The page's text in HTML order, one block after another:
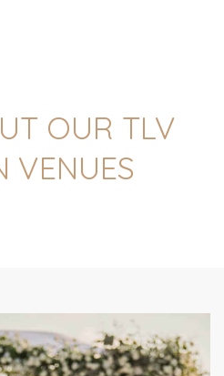
OUR TLV
VENUES